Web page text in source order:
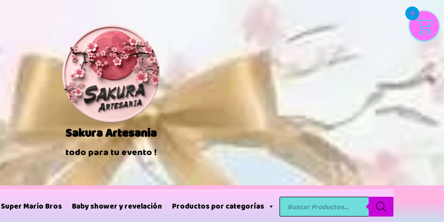
Sakura Artesania
todo para tu evento !
Super Mario Bros Baby shower y revelación Productos por categorías
0